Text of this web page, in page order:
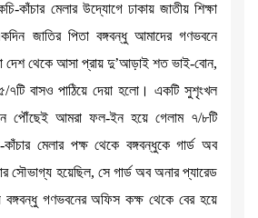
কাঁচার মেলার উদ্যোগে ঢাকায় জাতীয় শিক্ষা
জাতির পিতা বঙ্গবন্ধু আমাদের গণভবনে
দেশ থেকে আসা প্রায় দু’আড়াই শত ভাই-বোন,
৭টি বাসও পাঠিয়ে দেয়া হলো। একটি সুশৃংখল
পৌঁছেই আমরা ফল-ইন হয়ে গেলাম ৭/৮টি
মেলার পক্ষ থেকে বঙ্গবন্ধুকে গার্ড অব
সৌভাগ্য হয়েছিল, সে গার্ড অব অনার প্যারেড
বঙ্গবন্ধু গণভবনের অফিস কক্ষ থেকে বের হয়ে